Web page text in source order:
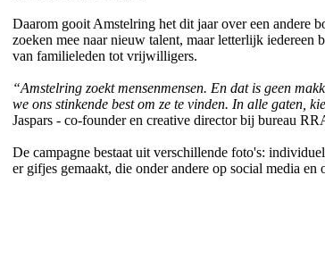
Daarom gooit Amstelring het dit jaar over een andere
zoeken mee naar nieuw talent, maar letterlijk iedereen
van familieleden tot vrijwilligers.
“Amstelring zoekt mensenmensen. En dat is geen
we ons stinkende best om ze te vinden. In alle gaten,
Jaspars - co-founder en creative director bij bureau
De campagne bestaat uit verschillende foto's:
er gifjes gemaakt, die onder andere op social media